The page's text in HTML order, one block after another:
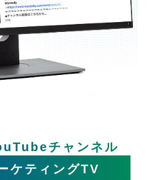
チャンネル
ケティングTV